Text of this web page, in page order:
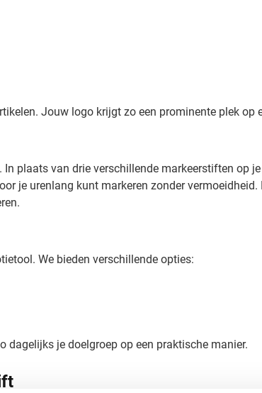
Jouw logo krijgt zo een prominente plek op
plaats van drie verschillende markeerstiften op
je urenlang kunt markeren zonder vermoeidheid.
We bieden verschillende opties:
je doelgroep op een praktische manier.